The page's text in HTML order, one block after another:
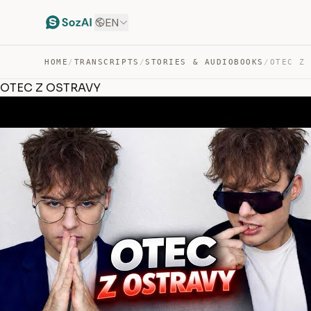
EN
HOME / TRANSCRIPTS /STORIES & AUDIOBOOKS / OTEC Z
OTEC Z OSTRAVY